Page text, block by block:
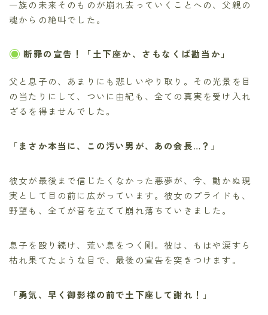
一族の未来そのものが崩れ去っていくことへの、父親の
魂からの絶叫でした。
断罪の宣告！「土下座か、さもなくば勘当か」
父と息子の、あまりにも悲しいやり取り。その光景を目
の当たりにして、ついに由紀も、全ての真実を受け入れ
ざるを得ませんでした。
「まさか本当に、この汚い男が、あの会長…？ 」
彼女が最後まで信じたくなかった悪夢が、今、動かぬ現
実として目の前に広がっています。彼女のプライドも、
野望も、全てが音を立てて崩れ落ちていきました。
息子を殴り続け、荒い息をつく剛。彼は、もはや涙すら
枯れ果てたような目で、最後の宣告を突きつけます。
「勇気、早く御影様の前で土下座して謝れ！ 」